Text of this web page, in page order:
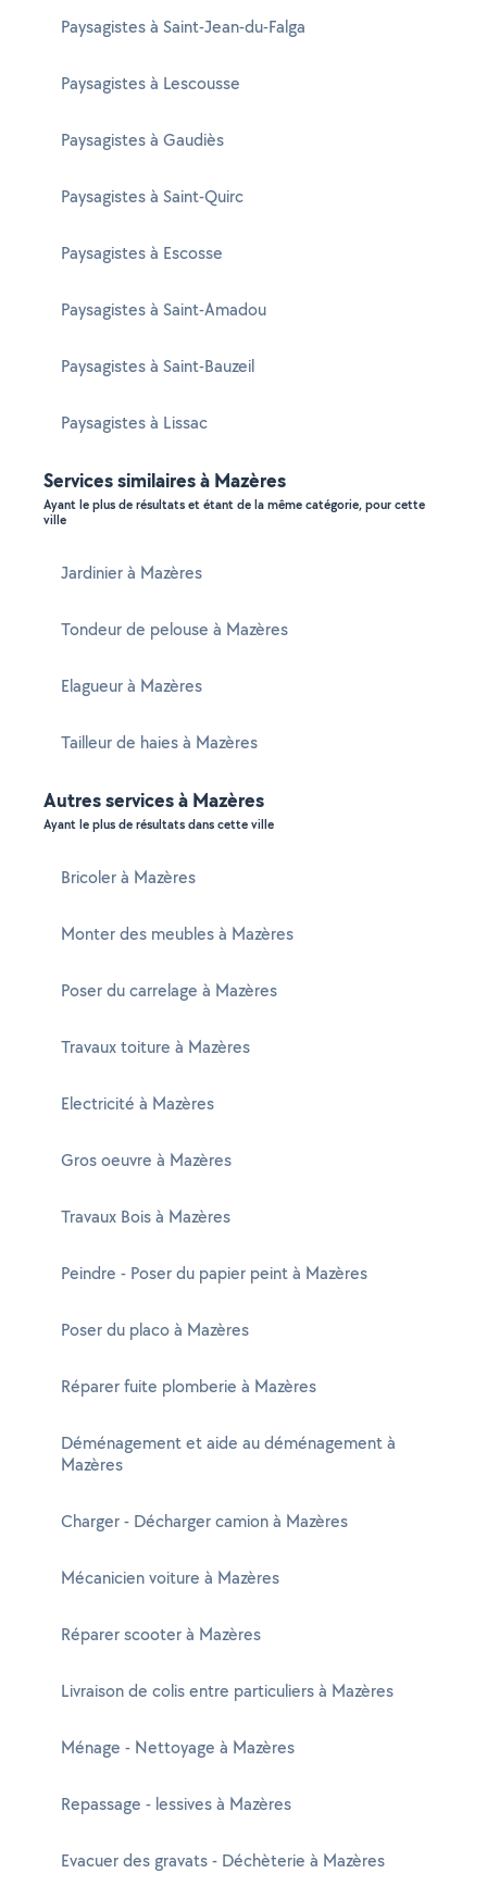
Paysagistes à Saint-Jean-du-Falga
Paysagistes à Lescousse
Paysagistes à Gaudiès
Paysagistes à Saint-Quirc
Paysagistes à Escosse
Paysagistes à Saint-Amadou
Paysagistes à Saint-Bauzeil
Paysagistes à Lissac
Services similaires à Mazères
Ayant le plus de résultats et étant de la même catégorie, pour cette
ville
Jardinier à Mazères
Tondeur de pelouse à Mazères
Elagueur à Mazères
Tailleur de haies à Mazères
Autres services à Mazères
Ayant le plus de résultats dans cette ville
Bricoler à Mazères
Monter des meubles à Mazères
Poser du carrelage à Mazères
Travaux toiture à Mazères
Electricité à Mazères
Gros oeuvre à Mazères
Travaux Bois à Mazères
Peindre - Poser du papier peint à Mazères
Poser du placo à Mazères
Réparer fuite plomberie à Mazères
Déménagement et aide au déménagement à
Mazères
Charger - Décharger camion à Mazères
Mécanicien voiture à Mazères
Réparer scooter à Mazères
Livraison de colis entre particuliers à Mazères
Ménage - Nettoyage à Mazères
Repassage - lessives à Mazères
Evacuer des gravats - Déchèterie à Mazères